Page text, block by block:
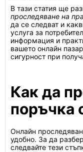
В тази статия ще
проследяване на
да се следват и
услуга за
информация и
вашето онлайн
сигурност при
Как да
поръчка
Онлайн
удобно. За да
следвайте тези